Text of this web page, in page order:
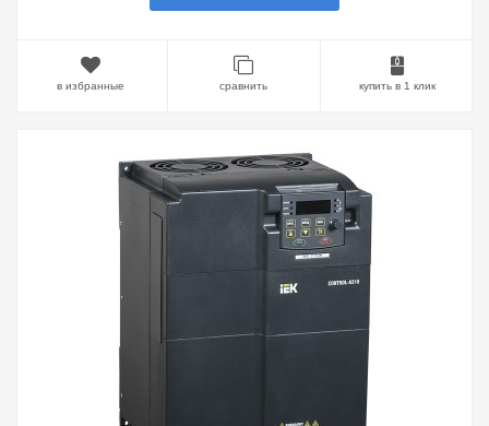
в избранные сравнить купить в 1 клик